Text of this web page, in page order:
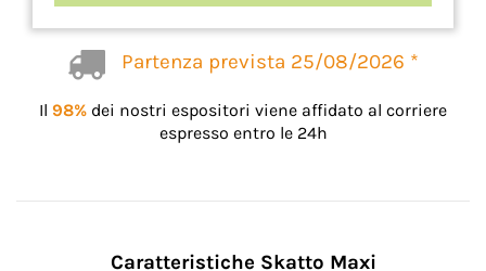
Partenza prevista 25/08/2026 *
Il 98% dei nostri espositori viene affidato al corriere
espresso entro le 24h
Caratteristiche Skatto Maxi